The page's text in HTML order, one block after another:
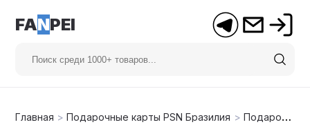
FANPEI
Главная >Подарочные карты PSN Бразилия >Подарочная карта PSN 100 R$ (Бразилия)